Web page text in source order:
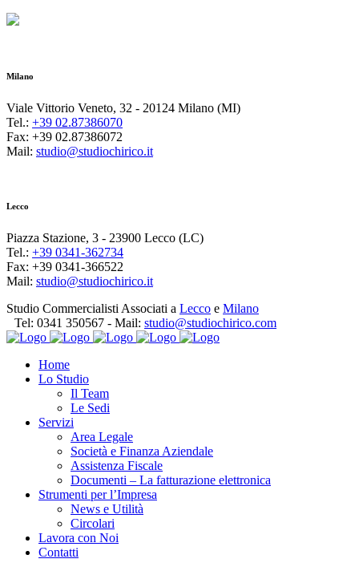
Milano
Viale Vittorio Veneto, 32 - 20124 Milano (MI)
Tel.: +39 02.87386070
Fax: +39 02.87386072
Mail: studio@studiochirico.it
Lecco
Piazza Stazione, 3 - 23900 Lecco (LC)
Tel.: +39 0341-362734
Fax: +39 0341-366522
Mail: studio@studiochirico.it
Studio Commercialisti Associati a Lecco e Milano
Tel: 0341 350567 - Mail: studio@studiochirico.com
Home
Lo Studio
Il Team
Le Sedi
Servizi
Area Legale
Società e Finanza Aziendale
Assistenza Fiscale
Documenti – La fatturazione elettronica
Strumenti per l’Impresa
News e Utilità
Circolari
Lavora con Noi
Contatti